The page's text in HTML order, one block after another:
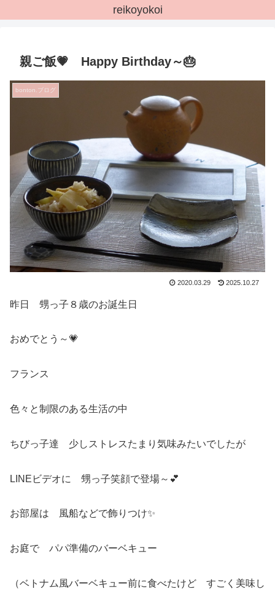
reikoyokoi
親ご飯💗 Happy Birthday～🎂
bonton.ブログ
2020.03.29 2025.10.27
昨日 甥っ子８歳のお誕生日
おめでとう～💗
フランス
色々と制限のある生活の中
ちびっ子達 少しストレスたまり気味みたいでしたが
LINEビデオに 甥っ子笑顔で登場～💕
お部屋は 風船などで飾りつけ✨
お庭で パパ準備のバーベキュー
（ベトナム風バーベキュー前に食べたけど すごく美味し